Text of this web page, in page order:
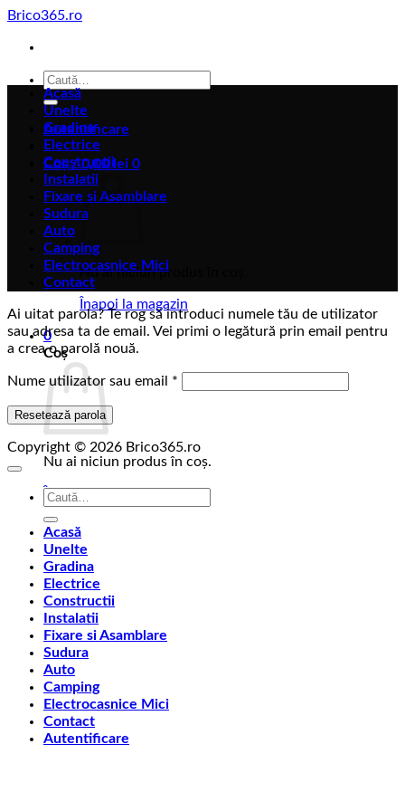
Skip
content
Brico365.ro
Caută
după:
Autentificare
Coș /0,00lei 0
Nu ai niciun produs în coș.
Înapoi la magazin
0
Coș
Nu ai niciun produs în coș.
Înapoi la magazin
Acasă
Unelte
Gradina
Electrice
Constructii
Instalatii
Fixare si Asamblare
Sudura
Auto
Camping
Electrocasnice Mici
Contact
Ai uitat parola? Te rog să introduci numele tău de utilizator
sau adresa ta de email. Vei primi o legătură prin email pentru
a crea o parolă nouă.
Nume utilizator sau email *
Resetează parola
Copyright © 2026 Brico365.ro
Caută
Acasă
Unelte
Gradina
Electrice
Constructii
Instalatii
Fixare si Asamblare
Sudura
Auto
Camping
Electrocasnice Mici
Contact
Autentificare